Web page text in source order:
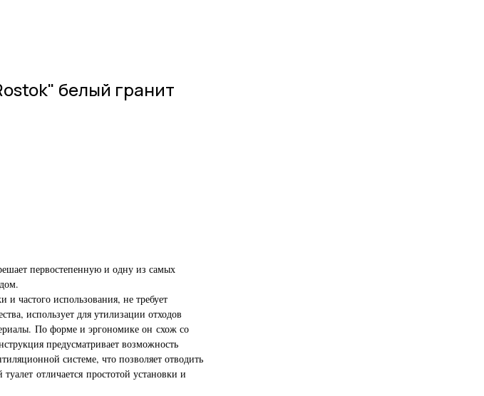
белый гранит
первостепенную и одну из самых
и частого использования, не требует
использует для утилизации отходов
По форме и эргономике он схож со
предусматривает возможность
системе, что позволяет отводить
отличается простотой установки и